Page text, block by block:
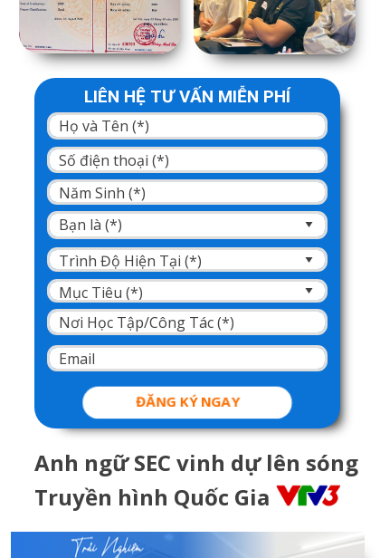
ĐĂNG KÝ NGAY
LIÊN HỆ TƯ VẤN MIỄN PHÍ
Anh ngữ SEC vinh dự lên sóng
Truyền hình Quốc Gia